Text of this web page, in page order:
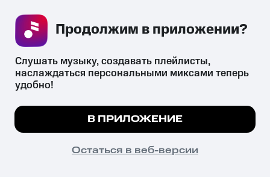
СКАЧАТЬ ПРИЛОЖЕНИЕ
психотропных веществ, их аналогов причиняет вред здоровью,
их незаконный оборот запрещён и влечёт установленную
законодательством ответственность.
© 2026 ООО «КИОН».
Все права защищены
Мы используем куки, чтобы на сайте все
Подробнее
ПОНЯТНО
Слушать музыку, создавать плейлисты,
наслаждаться персональными миксами теперь
удобно!
В ПРИЛОЖЕНИЕ
Остаться в веб-версии